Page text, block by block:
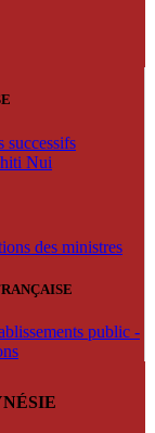
successifs
Nui
des ministres
public -